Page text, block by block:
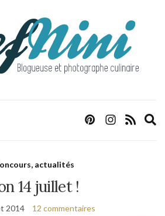
actualités
14 juillet !
2014 12 commentaires